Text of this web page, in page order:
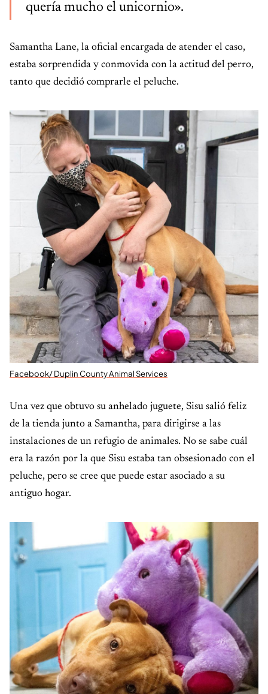
quería mucho el unicornio».
Samantha Lane, la oficial encargada de atender el caso,
estaba sorprendida y conmovida con la actitud del perro,
tanto que decidió comprarle el peluche.
Facebook/ Duplin County Animal Services
Una vez que obtuvo su anhelado juguete, Sisu salió feliz
de la tienda junto a Samantha, para dirigirse a las
instalaciones de un refugio de animales. No se sabe cuál
era la razón por la que Sisu estaba tan obsesionado con el
peluche, pero se cree que puede estar asociado a su
antiguo hogar.